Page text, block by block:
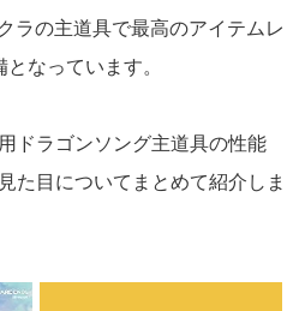
ラの主道具で最高のアイテムレ
となっています。
ドラゴンソング主道具の性能
た目についてまとめて紹介しま